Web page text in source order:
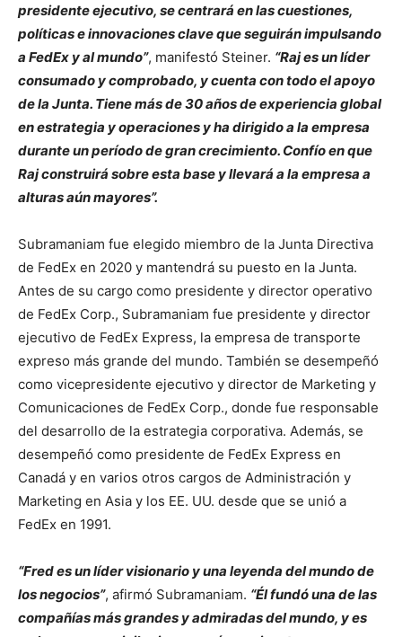
presidente ejecutivo, se centrará en las cuestiones,
políticas e innovaciones clave que seguirán impulsando
a FedEx y al mundo”, manifestó Steiner. “Raj es un líder
consumado y comprobado, y cuenta con todo el apoyo
de la Junta. Tiene más de 30 años de experiencia global
en estrategia y operaciones y ha dirigido a la empresa
durante un período de gran crecimiento. Confío en que
Raj construirá sobre esta base y llevará a la empresa a
alturas aún mayores”.
Subramaniam fue elegido miembro de la Junta Directiva
de FedEx en 2020 y mantendrá su puesto en la Junta.
Antes de su cargo como presidente y director operativo
de FedEx Corp., Subramaniam fue presidente y director
ejecutivo de FedEx Express, la empresa de transporte
expreso más grande del mundo. También se desempeñó
como vicepresidente ejecutivo y director de Marketing y
Comunicaciones de FedEx Corp., donde fue responsable
del desarrollo de la estrategia corporativa. Además, se
desempeñó como presidente de FedEx Express en
Canadá y en varios otros cargos de Administración y
Marketing en Asia y los EE. UU. desde que se unió a
FedEx en 1991.
“Fred es un líder visionario y una leyenda del mundo de
los negocios”, afirmó Subramaniam. “Él fundó una de las
compañías más grandes y admiradas del mundo, y es